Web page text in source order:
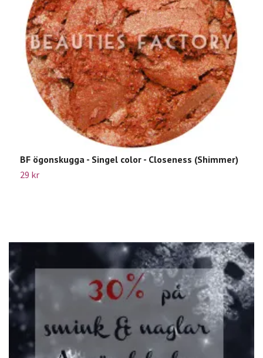
BF ögonskugga - Singel color - Closeness (Shimmer)
29 kr